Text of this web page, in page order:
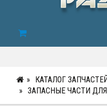
КАТАЛОГ
ЗАПАСНЫЕ ЧАСТИ